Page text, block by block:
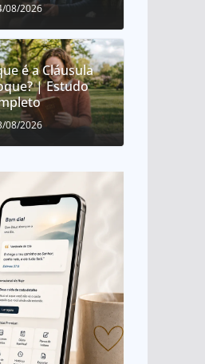
08/2026
é a Cláusula
| Estudo
08/2026